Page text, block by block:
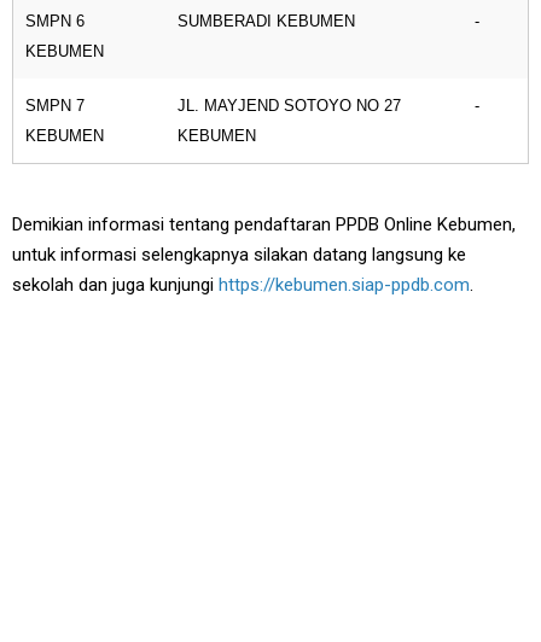
SMPN 6
KEBUMEN
SUMBERADI KEBUMEN -
SMPN 7
KEBUMEN
JL. MAYJEND SOTOYO NO 27
KEBUMEN
-
Demikian informasi tentang pendaftaran PPDB Online Kebumen,
untuk informasi selengkapnya silakan datang langsung ke
sekolah dan juga kunjungi https://kebumen.siap-ppdb.com.